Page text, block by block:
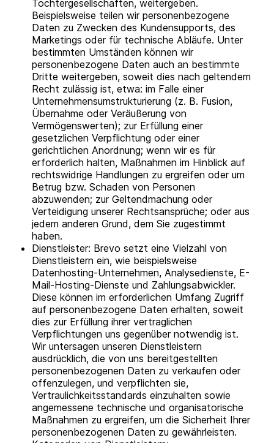
Tochtergesellschaften, weitergeben.
Beispielsweise teilen wir personenbezogene
Daten zu Zwecken des Kundensupports, des
Marketings oder für technische Abläufe. Unter
bestimmten Umständen können wir
personenbezogene Daten auch an bestimmte
Dritte weitergeben, soweit dies nach geltendem
Recht zulässig ist, etwa: im Falle einer
Unternehmensumstrukturierung (z. B. Fusion,
Übernahme oder Veräußerung von
Vermögenswerten); zur Erfüllung einer
gesetzlichen Verpflichtung oder einer
gerichtlichen Anordnung; wenn wir es für
erforderlich halten, Maßnahmen im Hinblick auf
rechtswidrige Handlungen zu ergreifen oder um
Betrug bzw. Schaden von Personen
abzuwenden; zur Geltendmachung oder
Verteidigung unserer Rechtsansprüche; oder aus
jedem anderen Grund, dem Sie zugestimmt
haben.
Dienstleister: Brevo setzt eine Vielzahl von
Dienstleistern ein, wie beispielsweise
Datenhosting-Unternehmen, Analysedienste, E-
Mail-Hosting-Dienste und Zahlungsabwickler.
Diese können im erforderlichen Umfang Zugriff
auf personenbezogene Daten erhalten, soweit
dies zur Erfüllung ihrer vertraglichen
Verpflichtungen uns gegenüber notwendig ist.
Wir untersagen unseren Dienstleistern
ausdrücklich, die von uns bereitgestellten
personenbezogenen Daten zu verkaufen oder
offenzulegen, und verpflichten sie,
Vertraulichkeitsstandards einzuhalten sowie
angemessene technische und organisatorische
Maßnahmen zu ergreifen, um die Sicherheit Ihrer
personenbezogenen Daten zu gewährleisten.